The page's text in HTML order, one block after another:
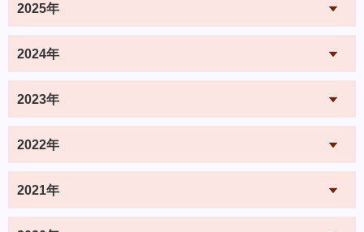
2025年
2024年
2023年
2022年
2021年